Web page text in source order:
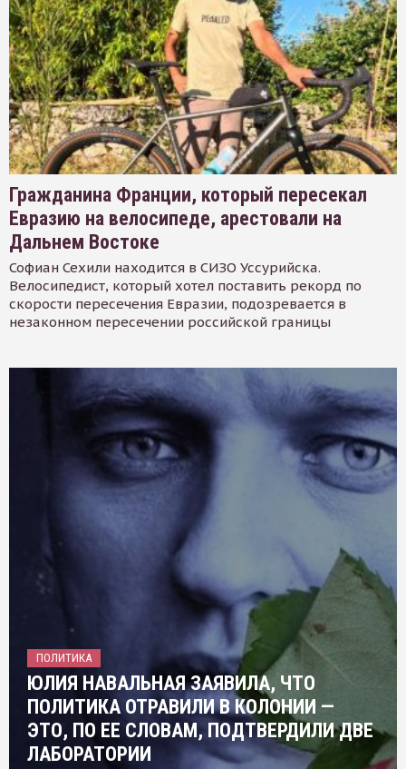
Гражданина Франции, который пересекал
Евразию на велосипеде, арестовали на
Дальнем Востоке
Софиан Сехили находится в СИЗО Уссурийска.
Велосипедист, который хотел поставить рекорд по
скорости пересечения Евразии, подозревается в
незаконном пересечении российской границы
ПОЛИТИКА
ЮЛИЯ НАВАЛЬНАЯ ЗАЯВИЛА, ЧТО
ПОЛИТИКА ОТРАВИЛИ В КОЛОНИИ —
ЭТО, ПО ЕЕ СЛОВАМ, ПОДТВЕРДИЛИ ДВЕ
ЛАБОРАТОРИИ